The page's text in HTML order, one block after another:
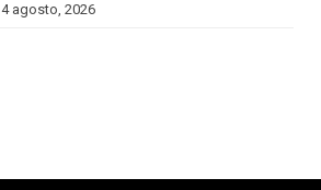
4 agosto, 2026